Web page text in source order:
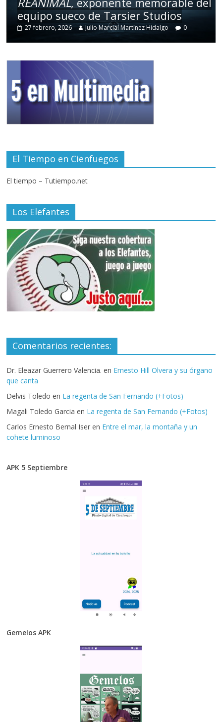
equipo sueco de Tarsier Studios
27 febrero, 2026 Julio Marcial Martínez Hidalgo 0
El Tiempo en Cienfuegos
El tiempo – Tutiempo.net
Los Elefantes
Comentarios recientes:
Dr. Eleazar Guerrero Valencia. en Ernesto Hill Olvera y su órgano
que canta
Delvis Toledo en La regenta de San Fernando (+Fotos)
Magali Toledo Garcia en La regenta de San Fernando (+Fotos)
Carlos Ernesto Bernal Iser en Entre el mar, la montaña y un
cohete luminoso
APK 5 Septiembre
Gemelos APK